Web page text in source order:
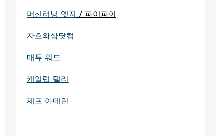
머신러닝 엣지 / 파이파이
자흐와샴닷컴
매튜 워드
케일럽 탤리
제프 아메린